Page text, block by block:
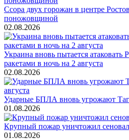
Ссора двух горожан в центре
поножовщиной
02.08.2026
Украина вновь пытается атаковать
ракетами в ночь на 2 августа
02.08.2026
Ударные БПЛА вновь угрожают
01.08.2026
Крупный пожар уничтожил сеновал
01.08.2026